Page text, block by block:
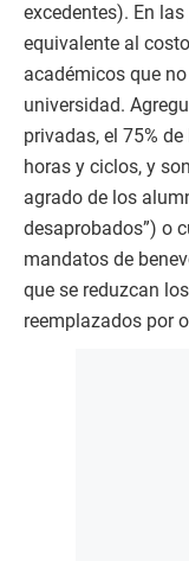
excedentes). En
equivalente al
académicos que
universidad.
privadas, el 75%
horas y ciclos, y
agrado de los
desaprobados”) o
mandatos de
que se reduzcan
reemplazados por